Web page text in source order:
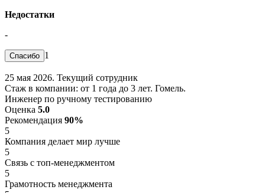
Недостатки
-
1
25 мая 2026. Текущий сотрудник
Стаж в компании: от 1 года до 3 лет. Гомель.
Инженер по ручному тестированию
Оценка 5.0
Рекомендация 90%
5
Компания делает мир лучше
5
Связь с топ-менеджментом
5
Грамотность менеджмента